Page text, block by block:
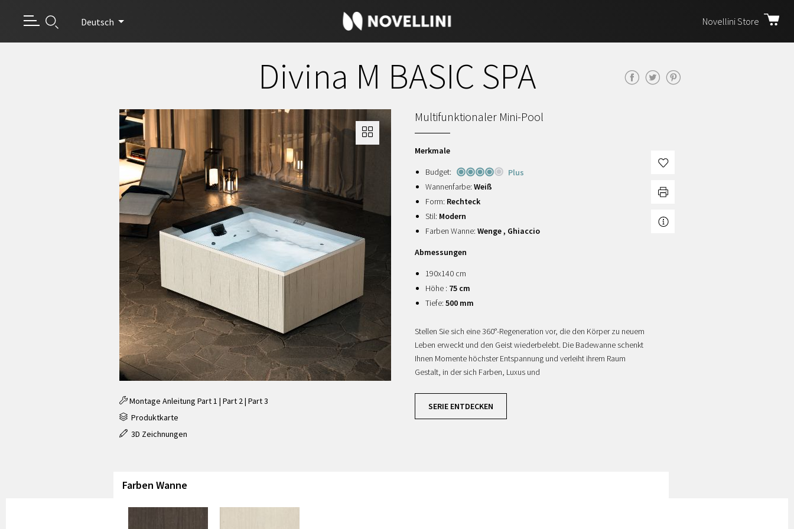
Deutsch Novellini Store
Divina M BASIC SPA
Montage Anleitung Part 1 | Part 2 | Part 3
Produktkarte
3D Zeichnungen
Multifunktionaler Mini-Pool
Merkmale
Budget:
Plus
Wannenfarbe: Weiß
Form: Rechteck
Stil: Modern
Farben Wanne: Wenge , Ghiaccio
Abmessungen
190x140 cm
Höhe : 75 cm
Tiefe: 500 mm
Stellen Sie sich eine 360°-Regeneration vor, die den Körper zu neuem
Leben erweckt und den Geist wiederbelebt. Die Badewanne schenkt
Ihnen Momente höchster Entspannung und verleiht ihrem Raum
Gestalt, in der sich Farben, Luxus und
SERIE ENTDECKEN
Farben Wanne